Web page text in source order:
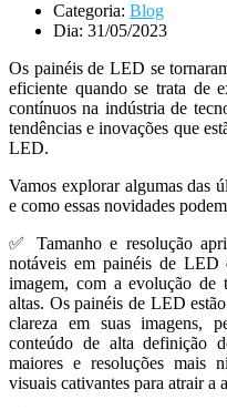
Categoria: Blog
Dia: 31/05/2023
Os painéis de LED se
eficiente quando se trata de
contínuos na indústria de
tendências e inovações que
LED.
Vamos explorar algumas das
e como essas novidades
✅ Tamanho e resolução
notáveis ​​em painéis de LED
imagem, com a evolução de
altas. Os painéis de LED
clareza em suas imagens,
conteúdo de alta definição
maiores e resoluções mais
visuais cativantes para atrair a